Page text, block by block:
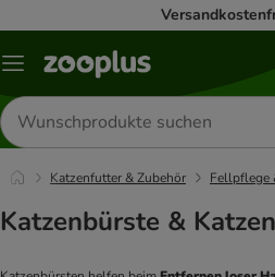
Menü
Produkte
suchen
Katzenfutter & Zubehör Fellpflege
Katzenbürste &